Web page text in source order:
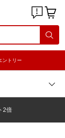
ントリー
2倍